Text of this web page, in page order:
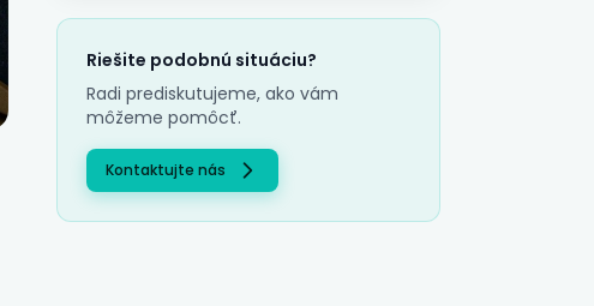
Riešite podobnú situáciu?
Radi prediskutujeme, ako vám
môžeme pomôcť.
Kontaktujte nás